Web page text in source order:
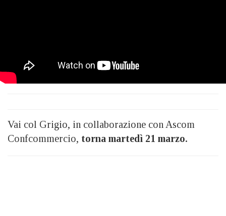
Vai col Grigio, in collaborazione con Ascom
Confcommercio, torna martedì 21 marzo.